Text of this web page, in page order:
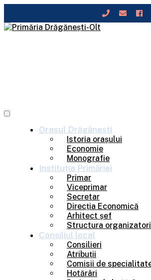
Skip
Orașul Drăgănești
Istoria orașului
Economie
Monografie
Instituția Primăriei
Primar
Viceprimar
Secretar
Direcția Economică
Arhitect șef
Structura
Consiliul local
Consilieri
Atribuții
Comisii de
Hotărâri